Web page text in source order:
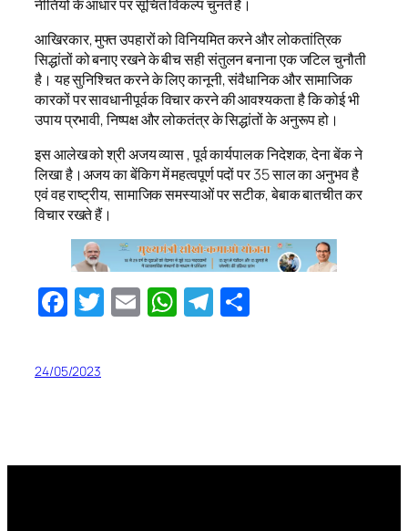
नीतियों के आधार पर सूचित विकल्प चुनते हैं।
आखिरकार, मुफ्त उपहारों को विनियमित करने और लोकतांत्रिक
सिद्धांतों को बनाए रखने के बीच सही संतुलन बनाना एक जटिल चुनौती
है। यह सुनिश्चित करने के लिए कानूनी, संवैधानिक और सामाजिक
कारकों पर सावधानीपूर्वक विचार करने की आवश्यकता है कि कोई भी
उपाय प्रभावी, निष्पक्ष और लोकतंत्र के सिद्धांतों के अनुरूप हो।
इस आलेख को श्री अजय व्यास , पूर्व कार्यपालक निदेशक, देना बेंक ने
लिखा है।अजय का बेंकिग में महत्वपूर्ण पदों पर 35 साल का अनुभव है
एवं वह राष्ट्रीय, सामाजिक समस्याओं पर सटीक, बेबाक बातचीत कर
विचार रखते हैं।
Facebook
Twitter
EmailWhatsApp
Telegram
24/05/2023